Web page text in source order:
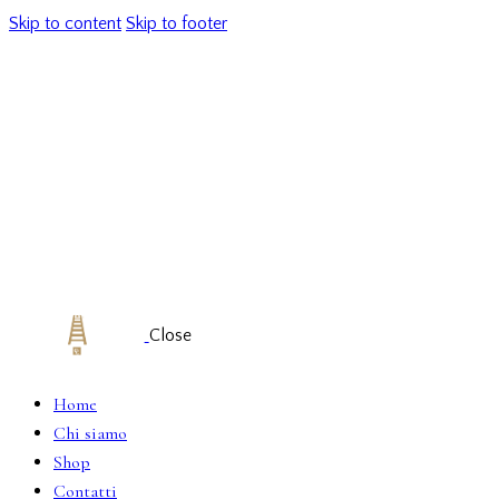
Skip to content Skip to footer
Close
Home
Chi siamo
Shop
Contatti